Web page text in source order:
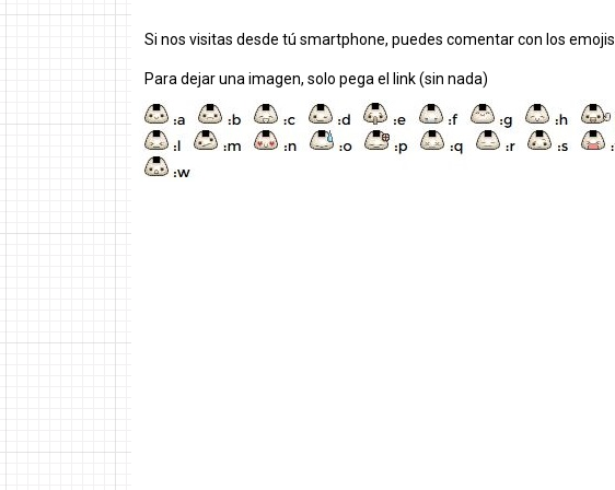
Si nos visitas desde tú smartphone, puedes comentar con los emojis
Para dejar una imagen, solo pega el link (sin nada)